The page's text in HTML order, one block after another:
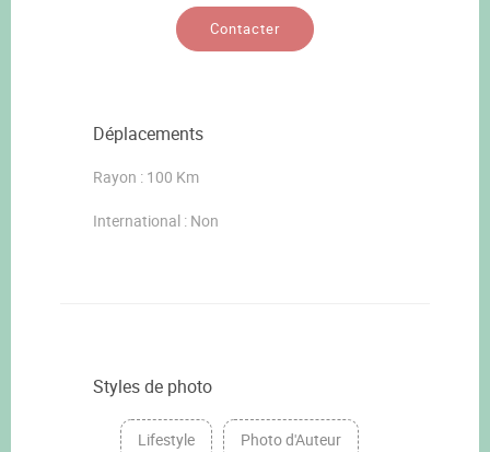
Contacter
Déplacements
Rayon : 100 Km
International : Non
Styles de photo
Lifestyle Photo d'Auteur